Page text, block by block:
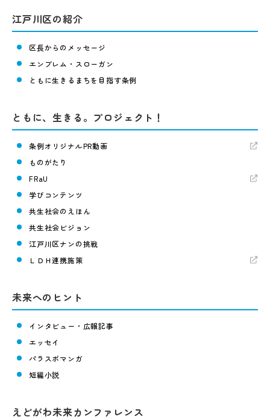
江戸川区の紹介
区長からのメッセージ
エンブレム・スローガン
ともに生きるまちを目指す条例
ともに、生きる。プロジェクト！
条例オリジナルPR動画
ものがたり
FRaU
学びコンテンツ
共生社会のえほん
共生社会ビジョン
江戸川区ナンの挑戦
ＬＤＨ連携施策
未来へのヒント
インタビュー・広報記事
エッセイ
パラスポマンガ
短編小説
えどがわ未来カンファレンス